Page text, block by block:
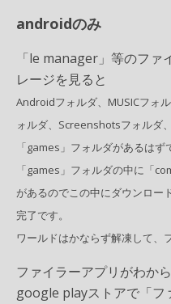
androidのみ
「file manager」等のフ
レージを見ると
Androidフォルダ、MUSICフォ
ォルダ、Screenshotsフォルダ
「games」フォルダがあるはず
「games」フォルダの中に「
があるのでこの中にダウンロー
完了です。
ワールドはかならず解凍して、
ファイラーアプリがわから
google playストアで「